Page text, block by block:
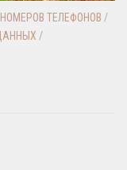
ТЕЛЕФОНОВ /
/